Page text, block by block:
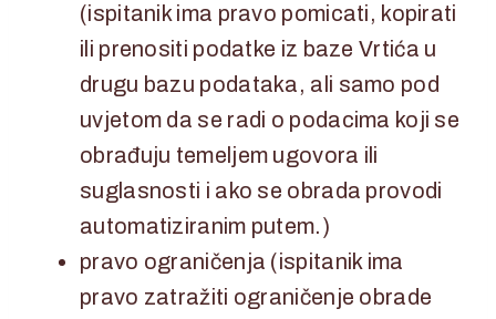
(ispitanik ima pravo pomicati, kopirati
ili prenositi podatke iz baze Vrtića u
drugu bazu podataka, ali samo pod
uvjetom da se radi o podacima koji se
obrađuju temeljem ugovora ili
suglasnosti i ako se obrada provodi
automatiziranim putem.)
pravo ograničenja (ispitanik ima
pravo zatražiti ograničenje obrade